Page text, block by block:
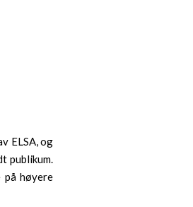
ELSA, og
publikum.
på høyere